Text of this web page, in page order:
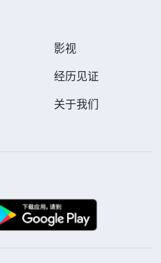
影视
经历见证
关于我们